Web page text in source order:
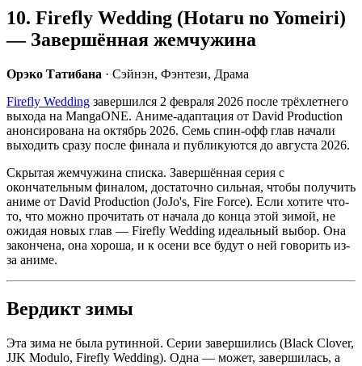
10. Firefly Wedding (Hotaru no Yomeiri)
— Завершённая жемчужина
Орэко Татибана · Сэйнэн, Фэнтези, Драма
Firefly Wedding завершился 2 февраля 2026 после трёхлетнего
выхода на MangaONE. Аниме-адаптация от David Production
анонсирована на октябрь 2026. Семь спин-офф глав начали
выходить сразу после финала и публикуются до августа 2026.
Скрытая жемчужина списка. Завершённая серия с
окончательным финалом, достаточно сильная, чтобы получить
аниме от David Production (JoJo's, Fire Force). Если хотите что-
то, что можно прочитать от начала до конца этой зимой, не
ожидая новых глав — Firefly Wedding идеальный выбор. Она
закончена, она хороша, и к осени все будут о ней говорить из-
за аниме.
Вердикт зимы
Эта зима не была рутинной. Серии завершились (Black Clover,
JJK Modulo, Firefly Wedding). Одна — может, завершилась, а